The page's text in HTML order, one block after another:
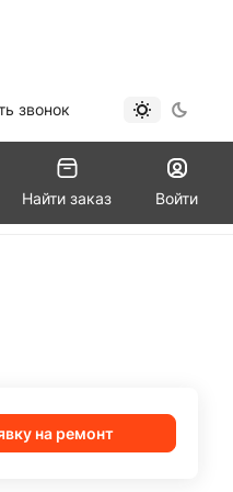
звонок
Найти заказ
Войти
на ремонт